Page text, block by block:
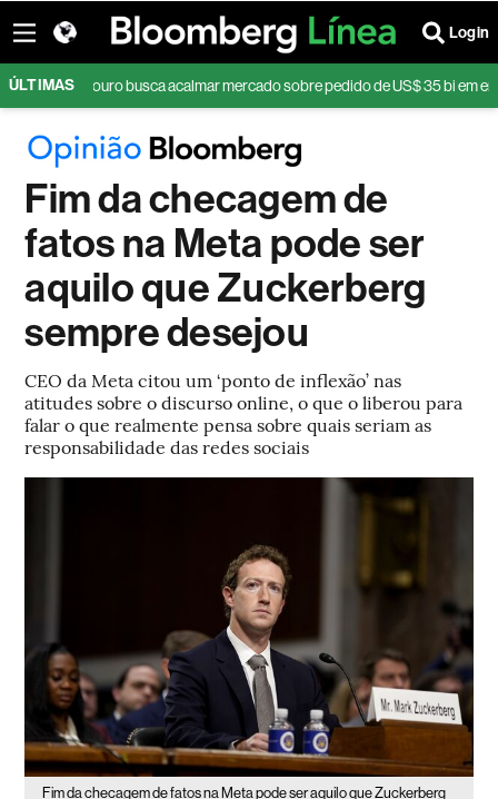
Login
ÚLTIMAS
Tesouro busca acalmar mercado sobre pedido de US$ 35 bi em emissões
Fim da checagem de
fatos na Meta pode ser
aquilo que Zuckerberg
sempre desejou
CEO da Meta citou um ‘ponto de inflexão’ nas
atitudes sobre o discurso online, o que o liberou para
falar o que realmente pensa sobre quais seriam as
responsabilidade das redes sociais
Fim da checagem de fatos na Meta pode ser aquilo que Zuckerberg